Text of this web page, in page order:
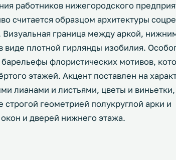
работников нижегородского
считается образцом архитектуры
Визуальная граница между аркой,
плотной гирлянды изобилия.
флористических мотивов,
этажей. Акцент поставлен на
лианами и листьями, цветы и
геометрией полукруглой арки и
и дверей нижнего этажа.